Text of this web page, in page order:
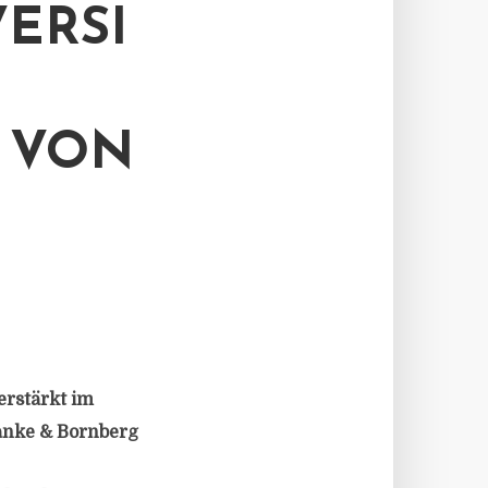
VON
im
& Bornberg